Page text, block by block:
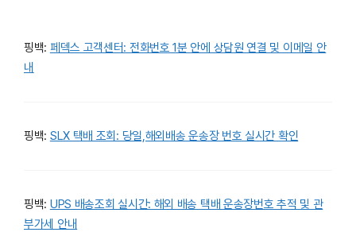
핑백: 페덱스 고객센터: 전화번호 1분 안에 상담원 연결 및 이메일 안
내
핑백: SLX 택배 조회: 당일,해외배송 운송장 번호 실시간 확인
핑백: UPS 배송조회 실시간: 해외 배송 택배 운송장번호 추적 및 관
부가세 안내